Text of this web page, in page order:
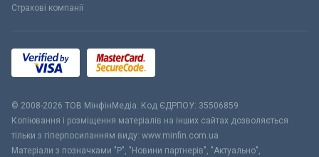
Страхові компанії
© 2008-2026 ТОВ МiнфiнМедiа. Код ЄДРПОУ: 35506859
Копіювання і розміщення матеріалів на інших сайтах дозволяється
тільки з гіперпосиланням виду: www.minfin.com.ua
Матеріали з позначками "Р", "Новини партнерів", "Актуально",